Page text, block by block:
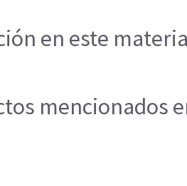
en este
mencionados